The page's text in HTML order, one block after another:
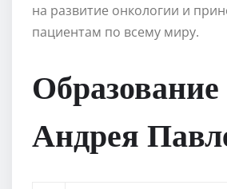
на развитие онкологии и
пациентам по всему миру.
Образование
Андрея